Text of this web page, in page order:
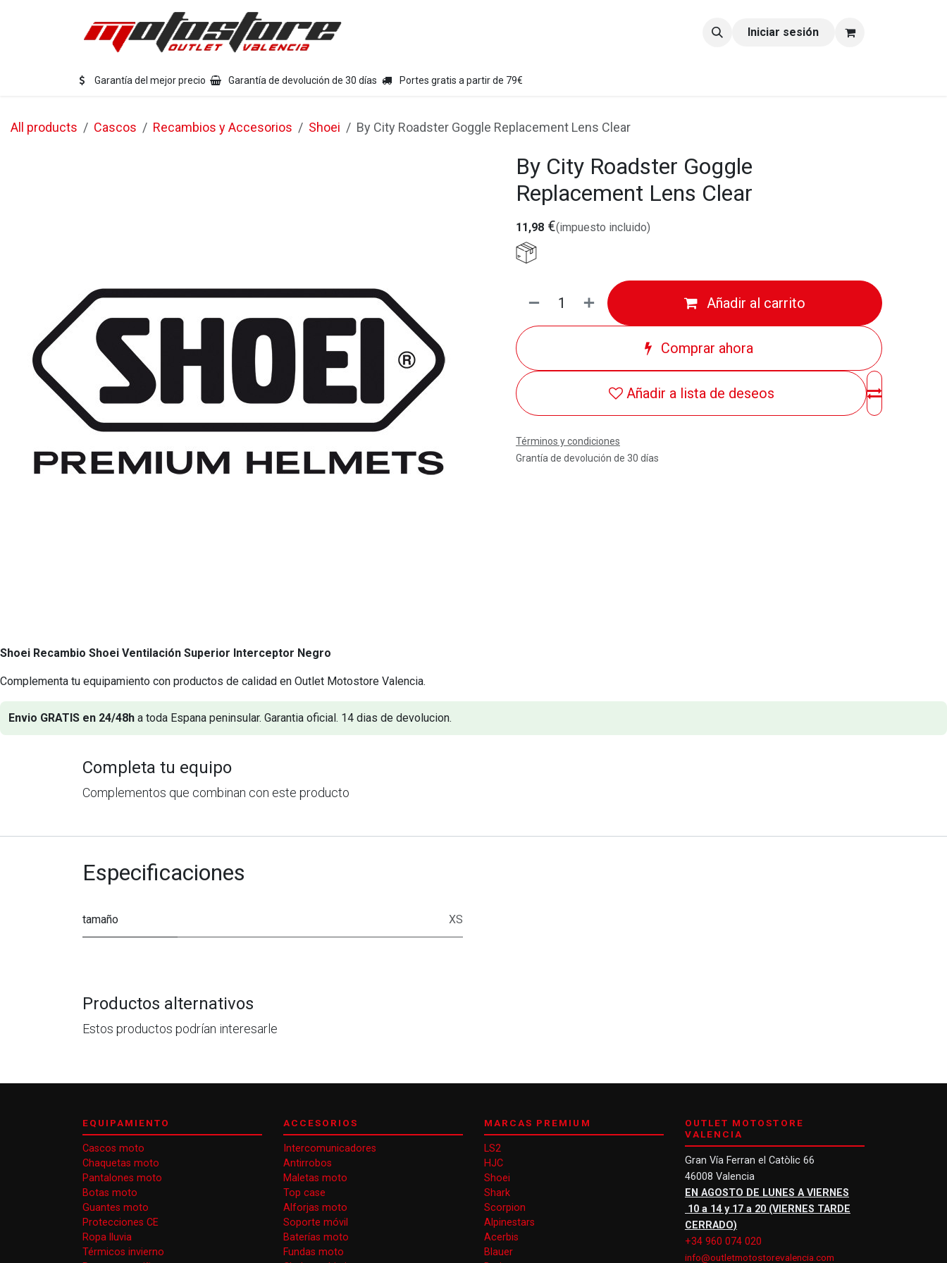
Equipamiento moto Iniciar sesión
Garantía del mejor precio Garantía de devolución de 30 días Portes gratis a partir de 79€
All products Cascos Recambios y Accesorios Shoei By City Roadster Goggle Replacement Lens Clear
By City Roadster Goggle
Replacement Lens Clear
11,98 €(impuesto incluido)
Añadir al carrito
Comprar ahora
Añadir a lista de deseos
Términos y condiciones
Grantía de devolución de 30 días
Shoei Recambio Shoei Ventilación Superior Interceptor Negro
Complementa tu equipamiento con productos de calidad en Outlet Motostore Valencia.
Envio GRATIS en 24/48h a toda Espana peninsular. Garantia oficial. 14 dias de devolucion.
Completa tu equipo
Complementos que combinan con este producto
Especificaciones
tamaño XS
Productos alternativos
Estos productos podrían interesarle
EQUIPAMIENTO
Cascos moto
Chaquetas moto
Pantalones moto
Botas moto
Guantes moto
Protecciones CE
Ropa lluvia
Térmicos invierno
ACCESORIOS
Intercomunicadores
Antirrobos
Maletas moto
Top case
Alforjas moto
Soporte móvil
Baterías moto
Fundas moto
MARCAS PREMIUM
LS2
HJC
Shoei
Shark
Scorpion
Alpinestars
Acerbis
Blauer
OUTLET MOTOSTORE
VALENCIA
Gran Vía Ferran el Catòlic 66
46008 Valencia
EN AGOSTO DE LUNES A VIERNES
10 a 14 y 17 a 20 (VIERNES TARDE
CERRADO)
+34 960 074 020
info@outletmotostorevalencia.com